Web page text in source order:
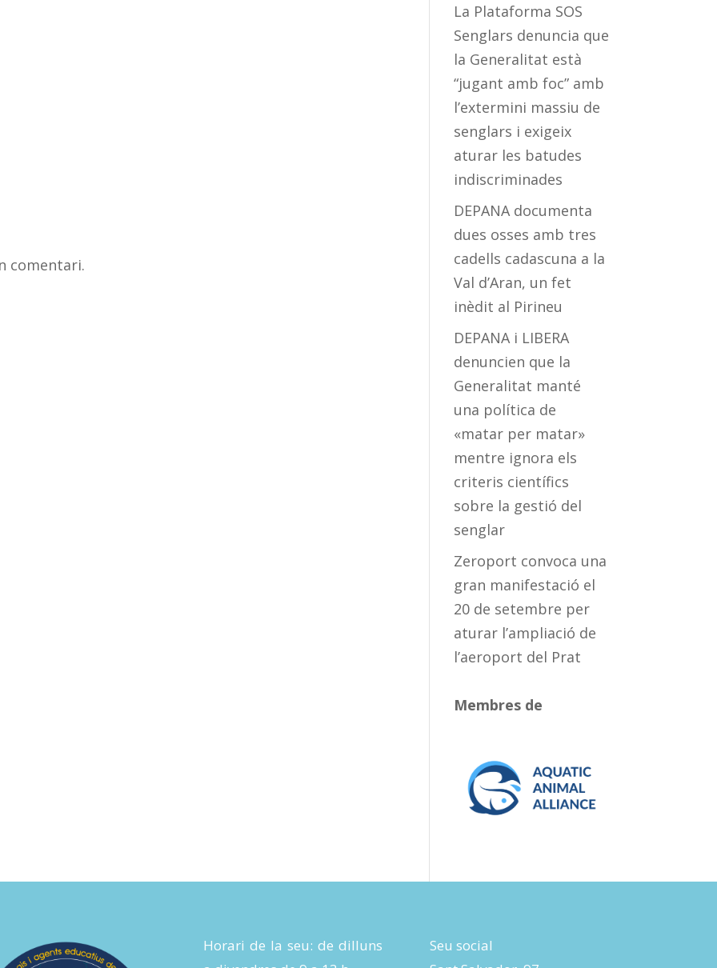
comentari.
La Plataforma SOS
Senglars denuncia que
la Generalitat està
“jugant amb foc” amb
l’extermini massiu de
senglars i exigeix
aturar les batudes
indiscriminades
DEPANA documenta
dues osses amb tres
cadells cadascuna a la
Val d’Aran, un fet
inèdit al Pirineu
DEPANA i LIBERA
denuncien que la
Generalitat manté
una política de
«matar per matar»
mentre ignora els
criteris científics
sobre la gestió del
senglar
Zeroport convoca una
gran manifestació el
20 de setembre per
aturar l’ampliació de
l’aeroport del Prat
Membres de
Horari de la seu: de dilluns
Seu social